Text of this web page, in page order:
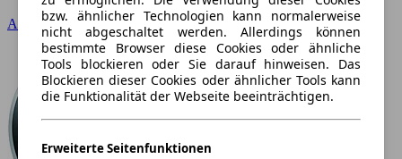
Audi
bzw. ähnlicher Technologien kann normalerweise
nicht abgeschaltet werden. Allerdings können
bestimmte Browser diese Cookies oder ähnliche
Tools blockieren oder Sie darauf hinweisen. Das
Blockieren dieser Cookies oder ähnlicher Tools kann
die Funktionalität der Webseite beeinträchtigen.
Erweiterte Seitenfunktionen